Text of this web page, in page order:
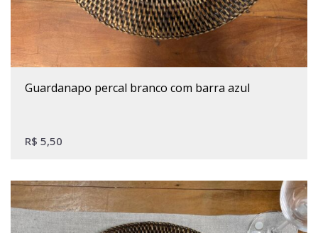
guardanapo percal branco com barra azul
R$ 5,50